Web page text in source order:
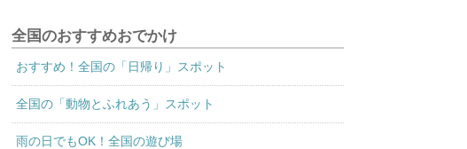
全国のおすすめおでかけ
おすすめ！全国の「日帰り」スポット
全国の「動物とふれあう」スポット
雨の日でもOK！全国の遊び場